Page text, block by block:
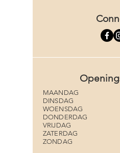
MAANDAG
DINSDAG
WOENSDAG
DONDERDAG
VRIJDAG
ZATERDAG
ZONDAG